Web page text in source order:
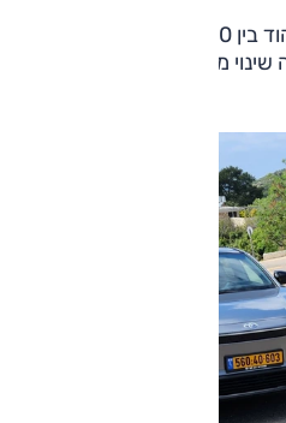
היה שינוי מהותי מהנתון אותו קיבל